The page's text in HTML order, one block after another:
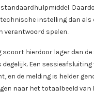
technische instelling dan als
verantwoord spelen.
scoort hierdoor lager dan
degelijk. Een
en de melding is helder
naar het totaalbeeld van